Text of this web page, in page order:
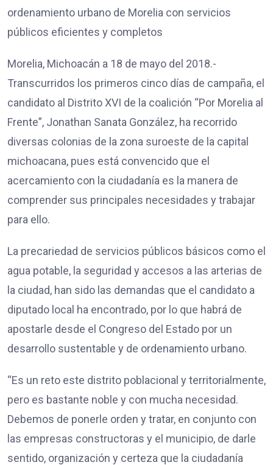
ordenamiento urbano de Morelia con servicios
públicos eficientes y completos
Morelia, Michoacán a 18 de mayo del 2018.-
Transcurridos los primeros cinco días de campaña, el
candidato al Distrito XVI de la coalición “Por Morelia al
Frente”, Jonathan Sanata González, ha recorrido
diversas colonias de la zona suroeste de la capital
michoacana, pues está convencido que el
acercamiento con la ciudadanía es la manera de
comprender sus principales necesidades y trabajar
para ello.
La precariedad de servicios públicos básicos como el
agua potable, la seguridad y accesos a las arterias de
la ciudad, han sido las demandas que el candidato a
diputado local ha encontrado, por lo que habrá de
apostarle desde el Congreso del Estado por un
desarrollo sustentable y de ordenamiento urbano.
“Es un reto este distrito poblacional y territorialmente,
pero es bastante noble y con mucha necesidad.
Debemos de ponerle orden y tratar, en conjunto con
las empresas constructoras y el municipio, de darle
sentido, organización y certeza que la ciudadanía